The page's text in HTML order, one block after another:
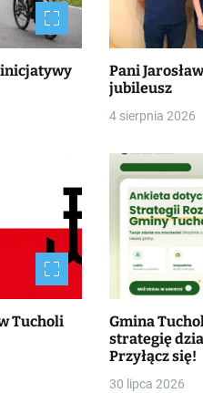
Pani
jubileusz
4 sierpnia 2026
Tucholi
Gmina
strategię
Przyłącz się!
30 lipca 2026